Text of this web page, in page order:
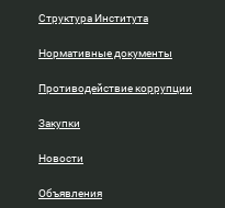
Структура Института
Нормативные документы
Противодействие коррупции
Закупки
Новости
Объявления